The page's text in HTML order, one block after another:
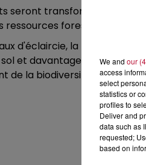
seront transformés en
ressources forestières
d'éclaircie, la forêt
et davantage de lumière.
de la biodiversité.
We and our
access
select
statistics or
profiles to
Deliver and
data such as
requested;
based on